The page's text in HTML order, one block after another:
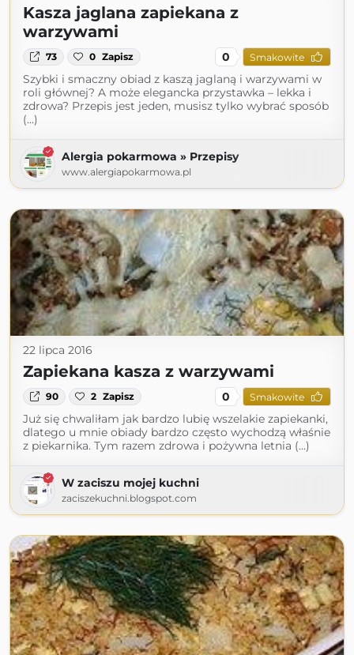
Kasza jaglana zapiekana z
warzywami
73 0 Zapisz 0 Smakowite
Szybki i smaczny obiad z kaszą jaglaną i warzywami w
roli głównej? A może elegancka przystawka – lekka i
zdrowa? Przepis jest jeden, musisz tylko wybrać sposób
(...)
Alergia pokarmowa » Przepisy
www.alergiapokarmowa.pl
22 lipca 2016
Zapiekana kasza z warzywami
90 2 Zapisz 0 Smakowite
Już się chwaliłam jak bardzo lubię wszelakie zapiekanki,
dlatego u mnie obiady bardzo często wychodzą właśnie
z piekarnika. Tym razem zdrowa i pożywna letnia (...)
W zaciszu mojej kuchni
zaciszekuchni.blogspot.com